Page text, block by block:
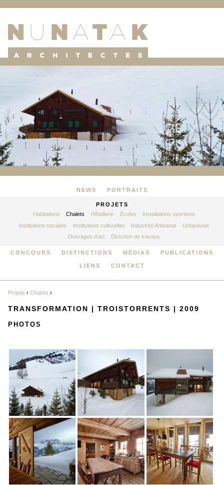
NEWS PORTRAITS
PROJETS
Habitations
Chalets Hôtellerie Écoles
Installations sportives
Institutions sociales
Institutions culturelles Industrie/ Artisanat
Urbanisme
Ouvrages d’art
Direction de travaux
CONCOURS DISTINCTIONS MÉDIAS PUBLICATIONS
LIENS CONTACT
Projets › Chalets ›
TRANSFORMATION | TROISTORRENTS | 2009
PHOTOS